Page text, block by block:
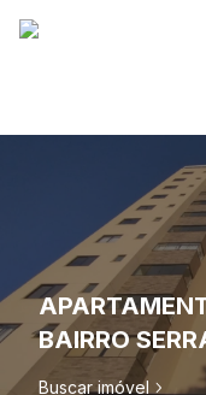
BAIRRO
Buscar imóvel